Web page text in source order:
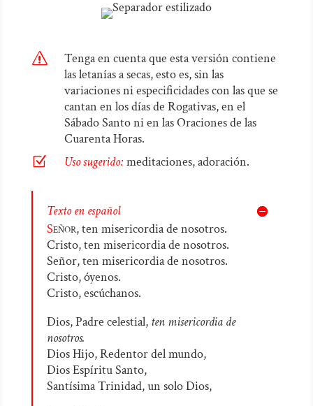
s
Tenga en cuenta que esta versión contiene
las letanías a secas, esto es, sin las
variaciones ni especificidades con las que se
cantan en los días de Rogativas, en el
Sábado Santo ni en las Oraciones de las
Cuarenta Horas.
Z Uso sugerido:meditaciones, adoración.
Texto en español
Señor,ten misericordia de nosotros.
Cristo, ten misericordia de nosotros.
Señor, ten misericordia de nosotros.
Cristo, óyenos.
Cristo, escúchanos.
Dios, Padre celestial, ten misericordia de
nosotros.
Dios Hijo, Redentor del mundo,
Dios Espíritu Santo,
Santísima Trinidad, un solo Dios,